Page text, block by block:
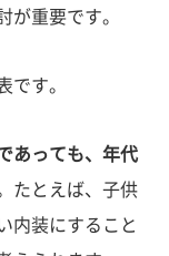
が重要です。
です。
あっても、年代
たとえば、子供
内装にすること